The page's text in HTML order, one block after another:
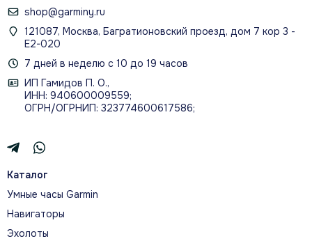
РАСШИРЕННЫЕ ПОКАЗАТЕЛИ
ТРЕНИРОВОК И ВОССТАНОВЛЕНИЯ
МНОГОДИАПАЗОННЫЙ GPS
shop@garminy.ru
121087, Москва, Багратионовский проезд, дом 7 кор 3 -
Е2-020
7 дней в неделю с 10 до 19 часов
ИП Гамидов П. О.,
ИНН: 940600009559;
ОГРН/ОГРНИП: 323774600617586;
Каталог
Умные часы Garmin
Навигаторы
Эхолоты